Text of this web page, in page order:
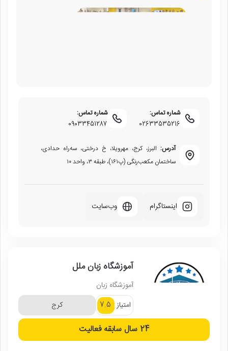
شماره تماس:
02633535216
شماره تماس:
09033451287
آدرس: البرز، کرج، مهرویلا، خ درختی، سه‌راه حدادی،
ساختمان مکعب‌رنگی (پ۱۶۱)، طبقه ۳، واحد ۱۰
اینستاگرام وب‌سایت
آموزشگاه زبان ملل
آموزشگاه زبان
امتیاز 7.5 کرج
24 سال سابقه فعالیت